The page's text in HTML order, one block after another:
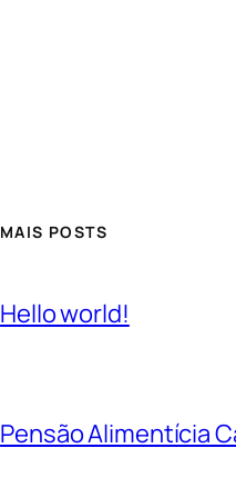
MAIS POSTS
Hello world!
Pensão Alimentícia